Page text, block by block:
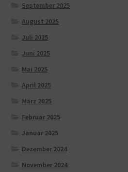
September 2025
August 2025
Juli 2025
Juni 2025
Mai 2025
April 2025
März 2025
Februar 2025
Januar 2025
Dezember 2024
November 2024